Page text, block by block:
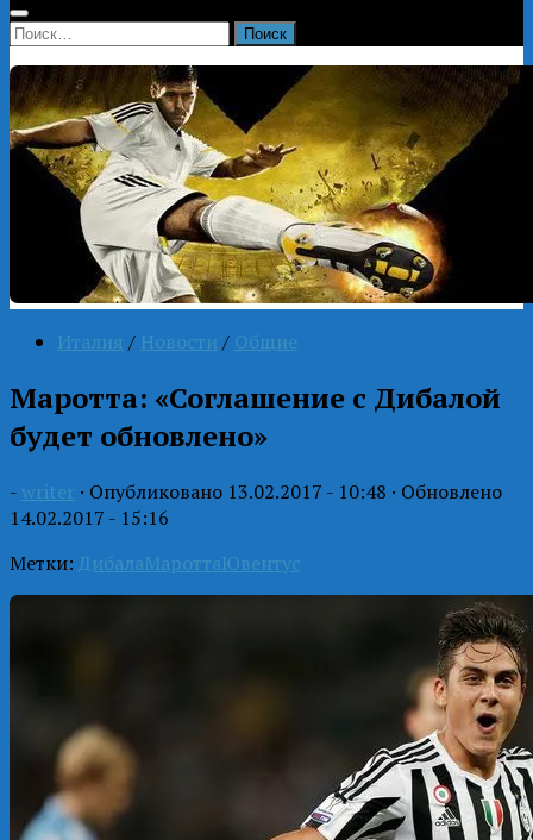
Найти:
Италия / Новости / Общие
Маротта: «Соглашение с Дибалой
будет обновлено»
- writer · Опубликовано 13.02.2017 - 10:48 · Обновлено
14.02.2017 - 15:16
Метки: ДибалаМароттаЮвентус